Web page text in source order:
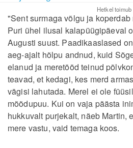
Hetkel toimub
"Sent surmaga võlgu ja
Puri ühel ilusal kalapüügipäeval
Augusti suust. Paadikaaslased
aeg-ajalt hõlpu andnud, kuid
elanud ja meretööd teinud
teavad, et kedagi, kes merd
vägisi lahutada. Merel ei ole
mõõdupuu. Kui on vaja päästa
hukkuvalt purjekalt, näeb Martin,
mere vastu, vaid temaga koos.